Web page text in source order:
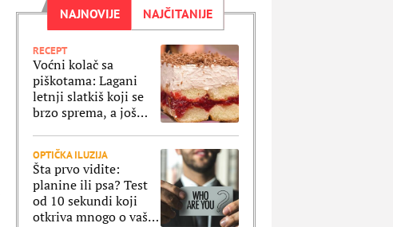
NAJNOVIJE NAJČITANIJE
RECEPT
Voćni kolač sa
piškotama: Lagani
letnji slatkiš koji se
brzo sprema, a još
OPTIČKA ILUZIJA
Šta prvo vidite:
planine ili psa? Test
od 10 sekundi koji
otkriva mnogo o vašoj